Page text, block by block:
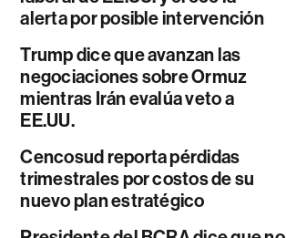
alerta por posible intervención
Trump dice que avanzan las
negociaciones sobre Ormuz
mientras Irán evalúa veto a
EE.UU.
Cencosud reporta pérdidas
trimestrales por costos de su
nuevo plan estratégico